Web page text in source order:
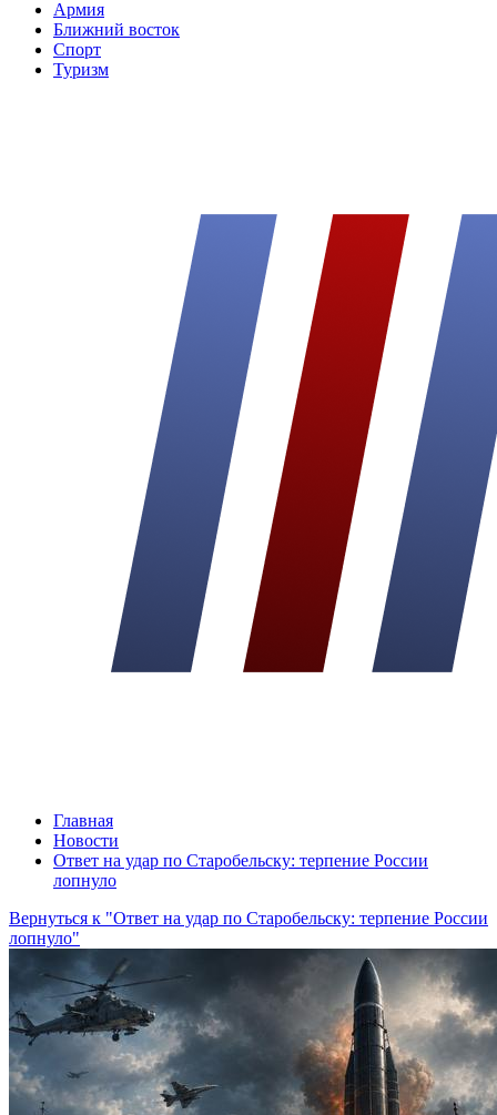
Армия
Ближний восток
Спорт
Туризм
Главная
Новости
Ответ на удар по Старобельску: терпение России
лопнуло
Вернуться к "Ответ на удар по Старобельску: терпение России
лопнуло"